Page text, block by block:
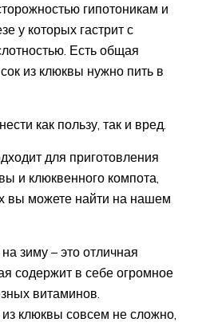
гипотоникам и
у которых гастрит с
Есть общая
из клюквы нужно пить в
как пользу, так и вред.
для приготовления
и клюквенного компота,
вы можете найти на нашем
зиму – это отличная
содержит в себе огромное
витаминов.
из клюквы совсем не сложно,